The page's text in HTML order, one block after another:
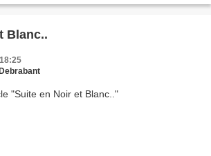
Blanc..